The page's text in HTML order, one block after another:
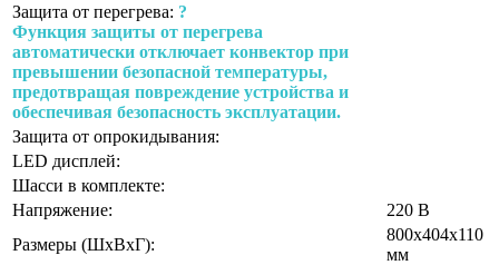
Защита от перегрева: ?
Функция защиты от перегрева
автоматически отключает конвектор при
превышении безопасной температуры,
предотвращая повреждение устройства и
обеспечивая безопасность эксплуатации.
Защита от опрокидывания:
LED дисплей:
Шасси в комплекте:
Напряжение:
220 В
Размеры (ШхВхГ):
800х404х110
мм